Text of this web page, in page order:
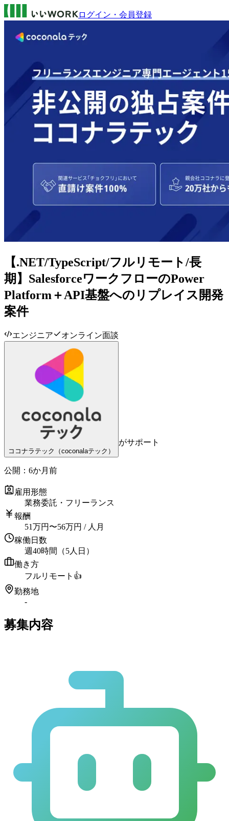
ログイン・会員登録
【.NET/TypeScript/フルリモート/長
期】SalesforceワークフローのPower
Platform＋API基盤へのリプレイス開発
案件
エンジニア オンライン面談
ココナラテック（coconalaテック）
がサポート
公開： 6か月前
雇用形態
業務委託・フリーランス
報酬
51万円 〜56万円 / 人月
稼働日数
週40時間（5人日）
働き方
フルリモート 👍
勤務地
-
募集内容